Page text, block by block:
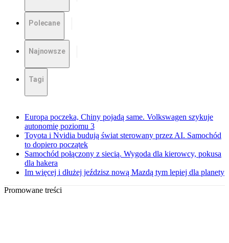
Polecane
Najnowsze
Tagi
Europa poczeka, Chiny pojadą same. Volkswagen szykuje
autonomię poziomu 3
Toyota i Nvidia budują świat sterowany przez AI. Samochód
to dopiero początek
Samochód połączony z siecią. Wygoda dla kierowcy, pokusa
dla hakera
Im więcej i dłużej jeździsz nową Mazdą tym lepiej dla planety
Promowane treści